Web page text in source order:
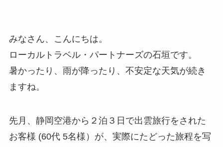
みなさん、こんにちは。
ローカルトラベル・パートナーズの石垣です。
暑かったり、雨が降ったり、不安定な天気が続き
ますね。
先月、静岡空港から２泊３日で出雲旅行をされた
お客様 (60代 5名様）が、実際にたどった旅程を写